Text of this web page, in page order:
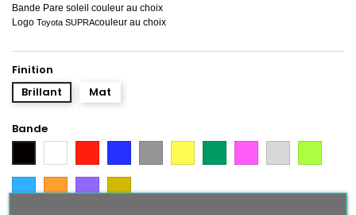
Bande Pare soleil couleur au choix
Logo Toyota SUPRAcouleur au choix
Finition
Brillant
Mat
Bande
ArgentCitron
Intense